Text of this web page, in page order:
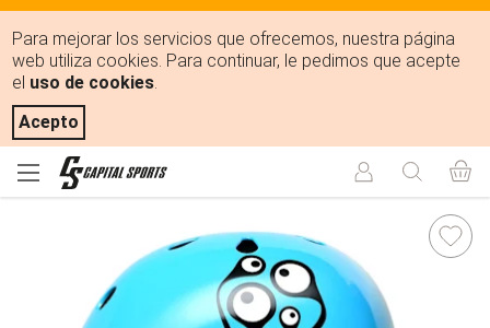
Para mejorar los servicios que ofrecemos, nuestra página
web utiliza cookies. Para continuar, le pedimos que acepte
el uso de cookies.
Acepto